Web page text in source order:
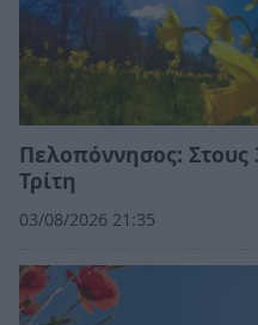
Πελοπόννησος: Στους
Τρίτη
03/08/2026 21:35